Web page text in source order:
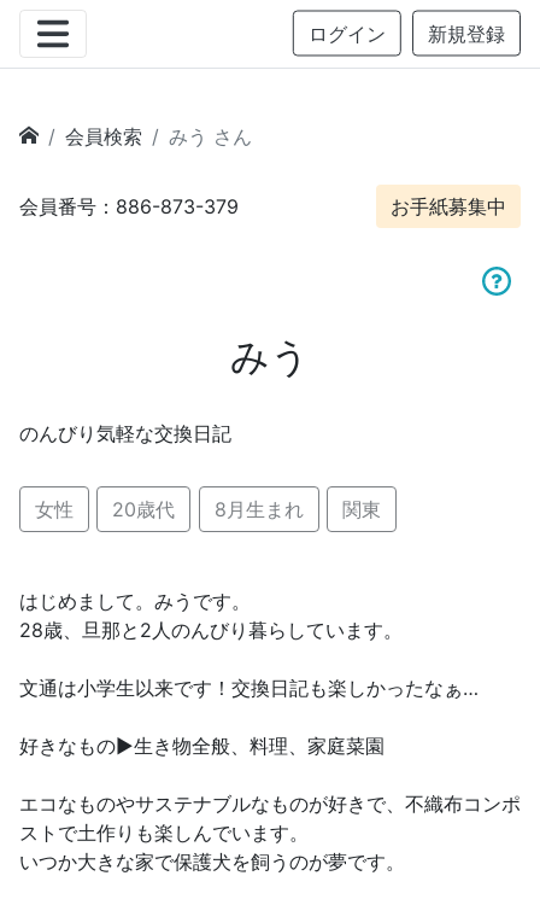
ログイン 新規登録
会員検索 みう さん
会員番号：886-873-379 お手紙募集中
みう
のんびり気軽な交換日記
女性 20歳代 8月生まれ 関東
はじめまして。みうです。
28歳、旦那と2人のんびり暮らしています。
文通は小学生以来です！交換日記も楽しかったなぁ…
好きなもの▶生き物全般、料理、家庭菜園
エコなものやサステナブルなものが好きで、不織布コンポ
ストで土作りも楽しんでいます。
いつか大きな家で保護犬を飼うのが夢です。